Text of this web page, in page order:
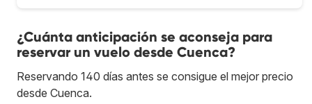
¿Cuánta anticipación se aconseja para
reservar un vuelo desde Cuenca?
Reservando 140 días antes se consigue el mejor precio
desde Cuenca.